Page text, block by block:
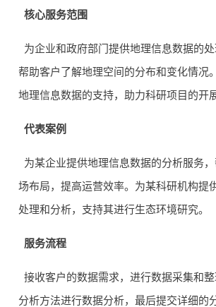
核心服务范围
为企业和政府部门提供地理信息数据的处
帮助客户了解地理空间的分布和变化情况
地理信息数据的支持，助力科研项目的开展
代表案例
为某企业提供地理信息数据的分析服务
场布局，提高运营效率。为某科研机构提
处理和分析，支持其进行生态环境研究。
服务流程
接收客户的数据需求，进行数据采集和
分析方法进行数据分析，最后提交详细的